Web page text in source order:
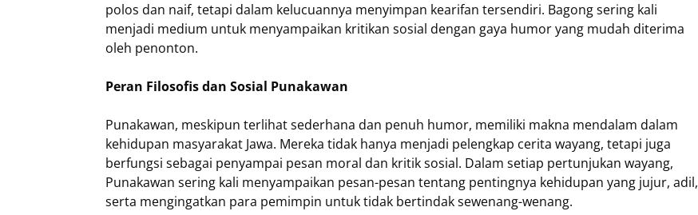
polos dan naif, tetapi dalam kelucuannya menyimpan kearifan tersendiri. Bagong sering kali
menjadi medium untuk menyampaikan kritikan sosial dengan gaya humor yang mudah diterima
oleh penonton.
Peran Filosofis dan Sosial Punakawan
Punakawan, meskipun terlihat sederhana dan penuh humor, memiliki makna mendalam dalam
kehidupan masyarakat Jawa. Mereka tidak hanya menjadi pelengkap cerita wayang, tetapi juga
berfungsi sebagai penyampai pesan moral dan kritik sosial. Dalam setiap pertunjukan wayang,
Punakawan sering kali menyampaikan pesan-pesan tentang pentingnya kehidupan yang jujur, adil,
serta mengingatkan para pemimpin untuk tidak bertindak sewenang-wenang.